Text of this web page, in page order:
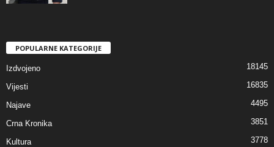
POPULARNE KATEGORIJE
Izdvojeno 18145
Vijesti 16835
Najave 4495
Crna Kronika 3851
Kultura 3778